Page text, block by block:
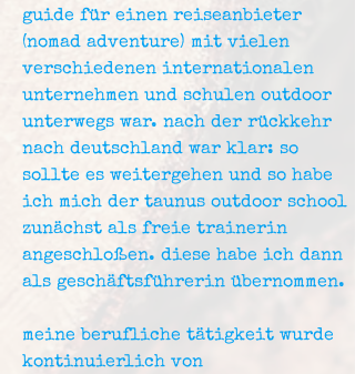
guide für einen reiseanbieter
(nomad adventure) mit vielen
verschiedenen internationalen
unternehmen und schulen outdoor
unterwegs war. nach der rückkehr
nach deutschland war klar: so
sollte es weitergehen und so habe
ich mich der taunus outdoor school
zunächst als freie trainerin
angeschloßen. diese habe ich dann
als geschäftsführerin übernommen.
meine berufliche tätigkeit wurde
kontinuierlich von